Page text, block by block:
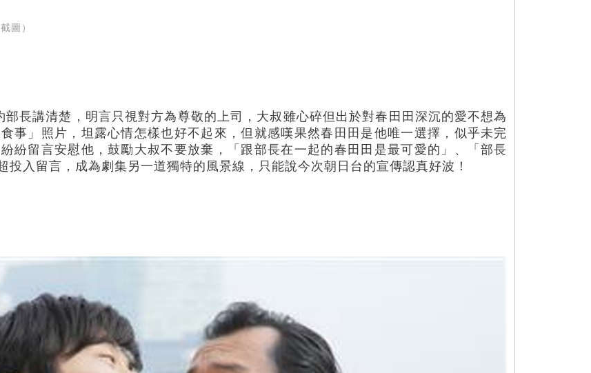
圖）
長講清楚，明言只視對方為尊敬的上司，大叔雖心碎但出於對春田田深沉的愛不想為
事」照片，坦露心情怎樣也好不起來，但就感嘆果然春田田是他唯一選擇，似乎未完
紛留言安慰他，鼓勵大叔不要放棄，「跟部長在一起的春田田是最可愛的」、「部長
入留言，成為劇集另一道獨特的風景線，只能說今次朝日台的宣傳認真好波！